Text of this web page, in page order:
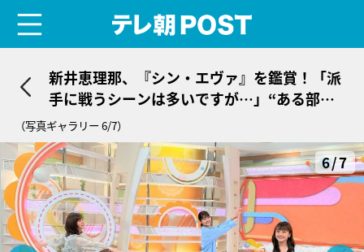
新井恵理那、『シン・エヴァ』を鑑賞！「派
手に戦うシーンは多いですが…」“ある部
分”に感銘！
（写真ギャラリー 6/7）
6/7